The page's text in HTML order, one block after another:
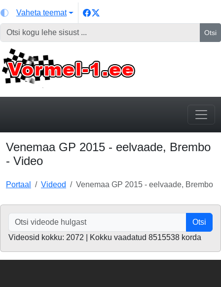
Vaheta teemat
Otsi
Venemaa GP 2015 - eelvaade, Brembo
- Video
Portaal Videod Venemaa GP 2015 - eelvaade, Brembo
Otsi
Videosid kokku: 2072 | Kokku vaadatud 8515538 korda